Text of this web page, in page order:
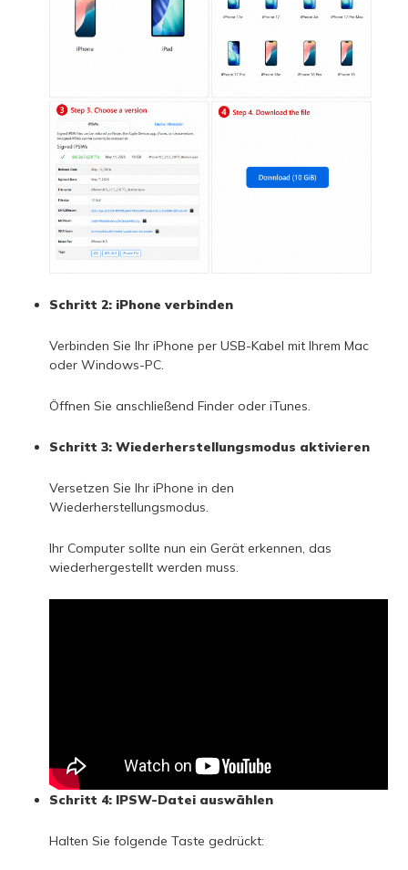
Schritt 2: iPhone verbinden
Verbinden Sie Ihr iPhone per USB-Kabel mit Ihrem Mac
oder Windows-PC.
Öffnen Sie anschließend Finder oder iTunes.
Schritt 3: Wiederherstellungsmodus aktivieren
Versetzen Sie Ihr iPhone in den
Wiederherstellungsmodus.
Ihr Computer sollte nun ein Gerät erkennen, das
wiederhergestellt werden muss.
Schritt 4: IPSW-Datei auswählen
Halten Sie folgende Taste gedrückt: